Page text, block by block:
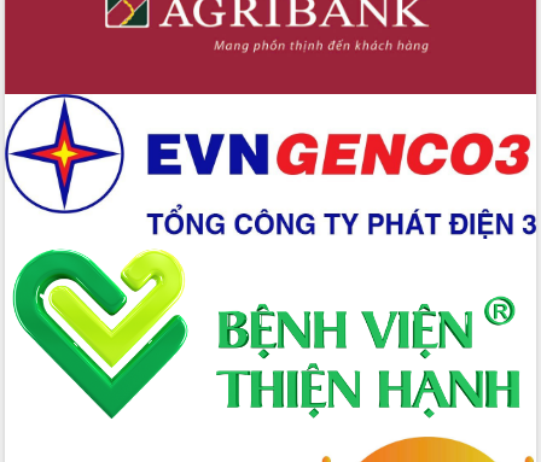
Chuyển đổi số 'mở đường' cho nông
nghiệp Đắk Lắk tăng trưởng bứt phá
đai
Ứng dụng sinh trắc học - Bước tiến
trong hành trình chuyển đổi số tại Đắk
Lắk
Đắk Lắk nâng cao hiệu quả công tác
Đảng từ Sổ tay đảng viên điện tử
Đắk Lắk đẩy mạnh nuôi biển công
nghệ, hướng tới phát triển thủy sản
bền vững
Tập huấn nâng cao năng lực triển khai
chuyển đổi số cho cán bộ, công chức